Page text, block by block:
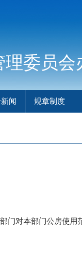
理委员会
闻 规章制度
门对本部门公房使用